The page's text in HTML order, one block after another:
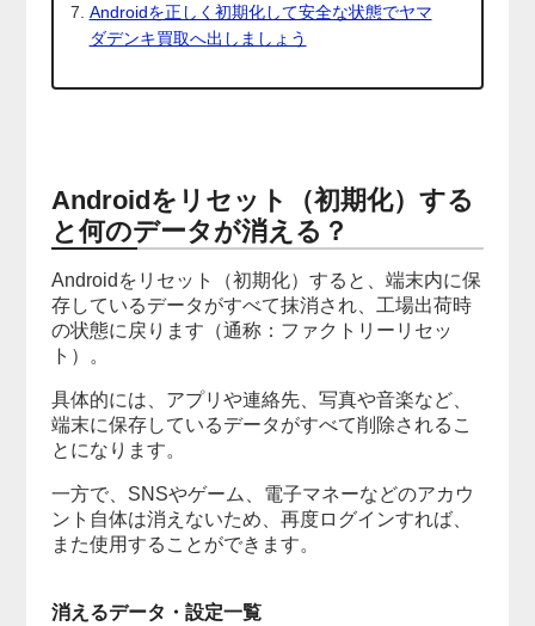
Androidを正しく初期化して安全な状態でヤマ
ダデンキ買取へ出しましょう
Androidをリセット（初期化）する
と何のデータが消える？
Androidをリセット（初期化）すると、端末内に保
存しているデータがすべて抹消され、工場出荷時
の状態に戻ります（通称：ファクトリーリセッ
ト）。
具体的には、アプリや連絡先、写真や音楽など、
端末に保存しているデータがすべて削除されるこ
とになります。
一方で、SNSやゲーム、電子マネーなどのアカウ
ント自体は消えないため、再度ログインすれば、
また使用することができます。
消えるデータ・設定一覧